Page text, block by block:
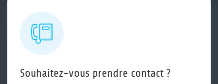
Souhaitez-vous prendre contact ?